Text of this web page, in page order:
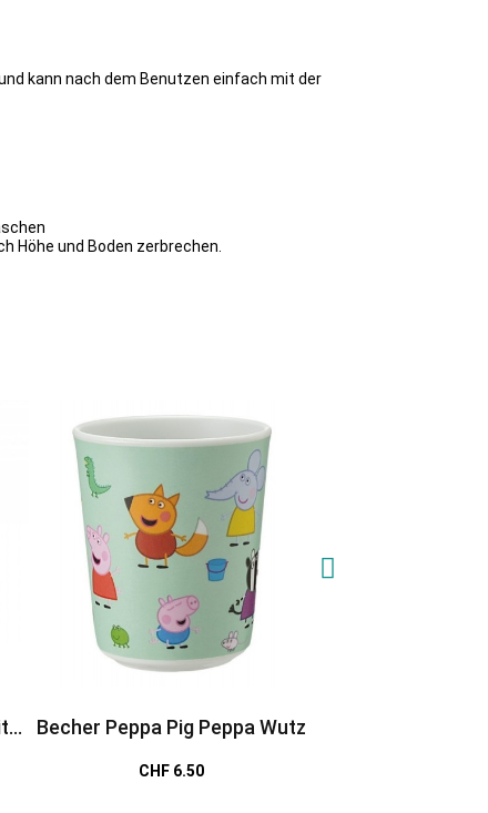
kann nach dem Benutzen einfach mit der
Höhe und Boden zerbrechen.
Becher Peppa Pig Peppa Wutz
CHF 6.50